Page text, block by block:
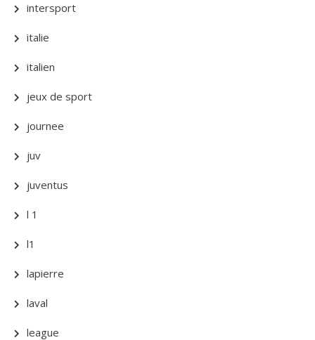
intersport
italie
italien
jeux de sport
journee
juv
juventus
l 1
l1
lapierre
laval
league